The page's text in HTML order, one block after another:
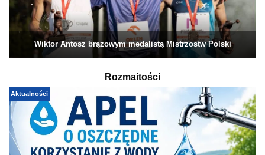
Wiktor Antosz brązowym medalistą Mistrzostw Polski
Rozmaitości
Aktualności